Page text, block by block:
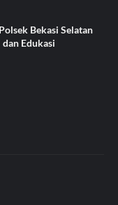
Bekasi Selatan
Edukasi